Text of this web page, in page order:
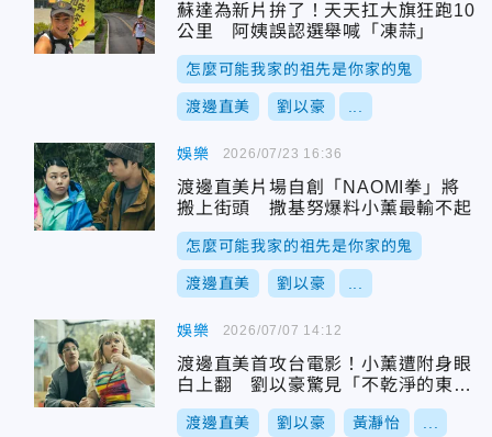
蘇達為新片拚了！天天扛大旗狂跑10
公里 阿姨誤認選舉喊「凍蒜」
怎麼可能我家的祖先是你家的鬼
渡邊直美 劉以豪
娛樂
渡邊直美片場自創「NAOMI拳」將
搬上街頭 撒基努爆料小薰最輸不起
怎麼可能我家的祖先是你家的鬼
渡邊直美 劉以豪
2026/07/23 16:36
娛樂
渡邊直美首攻台電影！小薰遭附身眼
白上翻 劉以豪驚見「不乾淨的東
西」嚇到尖叫
渡邊直美 劉以豪 黃瀞怡
2026/07/07 14:12